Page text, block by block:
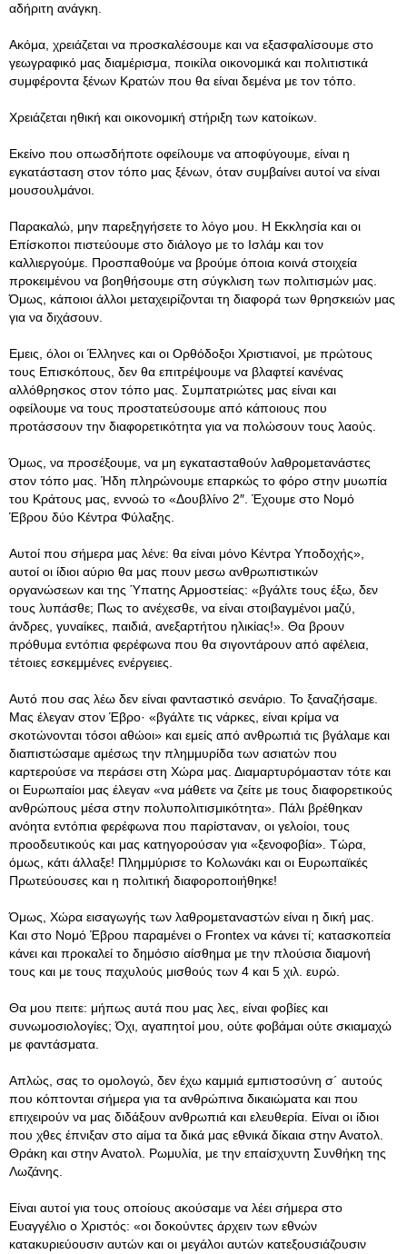
αδήριτη ανάγκη.
Ακόμα, χρειάζεται να προσκαλέσουμε και να εξασφαλίσουμε στο
γεωγραφικό μας διαμέρισμα, ποικίλα οικονομικά και πολιτιστικά
συμφέροντα ξένων Κρατών που θα είναι δεμένα με τον τόπο.
Χρειάζεται ηθική και οικονομική στήριξη των κατοίκων.
Εκείνο που οπωσδήποτε οφείλουμε να αποφύγουμε, είναι η
εγκατάσταση στον τόπο μας ξένων, όταν συμβαίνει αυτοί να είναι
μουσουλμάνοι.
Παρακαλώ, μην παρεξηγήσετε το λόγο μου. Η Εκκλησία και οι
Επίσκοποι πιστεύουμε στο διάλογο με το Ισλάμ και τον
καλλιεργούμε. Προσπαθούμε να βρούμε όποια κοινά στοιχεία
προκειμένου να βοηθήσουμε στη σύγκλιση των πολιτισμών μας.
Όμως, κάποιοι άλλοι μεταχειρίζονται τη διαφορά των θρησκειών μας
για να διχάσουν.
Εμεις, όλοι οι Έλληνες και οι Ορθόδοξοι Χριστιανοί, με πρώτους
τους Επισκόπους, δεν θα επιτρέψουμε να βλαφτεί κανένας
αλλόθρησκος στον τόπο μας. Συμπατριώτες μας είναι και
οφείλουμε να τους προστατεύσουμε από κάποιους που
προτάσσουν την διαφορετικότητα για να πολώσουν τους λαούς.
Όμως, να προσέξουμε, να μη εγκατασταθούν λαθρομετανάστες
στον τόπο μας. Ήδη πληρώνουμε επαρκώς το φόρο στην μυωπία
του Κράτους μας, εννοώ το «Δουβλίνο 2″. Έχουμε στο Νομό
Έβρου δύο Κέντρα Φύλαξης.
Αυτοί που σήμερα μας λένε: θα είναι μόνο Κέντρα Υποδοχής»,
αυτοί οι ίδιοι αύριο θα μας πουν μεσω ανθρωπιστικών
οργανώσεων και της Ύπατης Αρμοστείας: «βγάλτε τους έξω, δεν
τους λυπάσθε; Πως το ανέχεσθε, να είναι στοιβαγμένοι μαζύ,
άνδρες, γυναίκες, παιδιά, ανεξαρτήτου ηλικίας!». Θα βρουν
πρόθυμα εντόπια φερέφωνα που θα σιγοντάρουν από αφέλεια,
τέτοιες εσκεμμένες ενέργειες.
Αυτό που σας λέω δεν είναι φανταστικό σενάριο. Το ξαναζήσαμε.
Μας έλεγαν στον Έβρο· «βγάλτε τις νάρκες, είναι κρίμα να
σκοτώνονται τόσοι αθώοι» και εμείς από ανθρωπιά τις βγάλαμε και
διαπιστώσαμε αμέσως την πλημμυρίδα των ασιατών που
καρτερούσε να περάσει στη Χώρα μας. Διαμαρτυρόμασταν τότε και
οι Ευρωπαίοι μας έλεγαν «να μάθετε να ζείτε με τους διαφορετικούς
ανθρώπους μέσα στην πολυπολιτισμικότητα». Πάλι βρέθηκαν
ανόητα εντόπια φερέφωνα που παρίσταναν, οι γελοίοι, τους
προοδευτικούς και μας κατηγορούσαν για «ξενοφοβία». Τώρα,
όμως, κάτι άλλαξε! Πλημμύρισε το Κολωνάκι και οι Ευρωπαϊκές
Πρωτεύουσες και η πολιτική διαφοροποιήθηκε!
Όμως, Χώρα εισαγωγής των λαθρομεταναστών είναι η δική μας.
Και στο Νομό Έβρου παραμένει ο Frontex να κάνει τί; κατασκοπεία
κάνει και προκαλεί το δημόσιο αίσθημα με την πλούσια διαμονή
τους και με τους παχυλούς μισθούς των 4 και 5 χιλ. ευρώ.
Θα μου πειτε: μήπως αυτά που μας λες, είναι φοβίες και
συνωμοσιολογίες; Όχι, αγαπητοί μου, ούτε φοβάμαι ούτε σκιαμαχώ
με φαντάσματα.
Απλώς, σας το ομολογώ, δεν έχω καμμιά εμπιστοσύνη σ´ αυτούς
που κόπτονται σήμερα για τα ανθρώπινα δικαιώματα και που
επιχειρούν να μας διδάξουν ανθρωπιά και ελευθερία. Είναι οι ίδιοι
που χθες έπνιξαν στο αίμα τα δικά μας εθνικά δίκαια στην Ανατολ.
Θράκη και στην Ανατολ. Ρωμυλία, με την επαίσχυντη Συνθήκη της
Λωζάνης.
Είναι αυτοί για τους οποίους ακούσαμε να λέει σήμερα στο
Ευαγγέλιο ο Χριστός: «οι δοκούντες άρχειν των εθνών
κατακυριεύουσιν αυτών και οι μεγάλοι αυτών κατεξουσιάζουσιν